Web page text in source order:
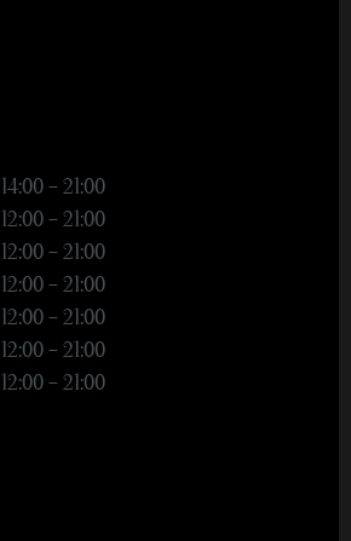
14:00 – 21:00
12:00 – 21:00
12:00 – 21:00
12:00 – 21:00
12:00 – 21:00
12:00 – 21:00
12:00 – 21:00